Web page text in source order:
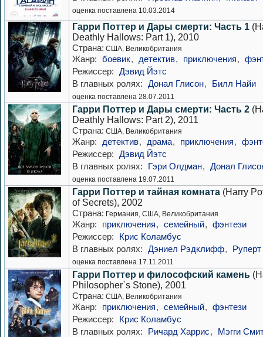
оценка поставлена 10.03.2014
Гарри Поттер и Дары смерти: Часть 1
Deathly Hallows: Part 1), 2010
Страна: США, Великобритания
Жанр: боевик, детектив, приключения,
Режиссер: Дэвид Йэтс
В главных ролях: Донал Глисон, Билл Найи
оценка поставлена 28.07.2011
Гарри Поттер и Дары смерти: Часть 2
Deathly Hallows: Part 2), 2011
Страна: США, Великобритания
Жанр: детектив, драма, приключения,
Режиссер: Дэвид Йэтс
В главных ролях:
Гэри Олдман, Донал
оценка поставлена 19.07.2011
Гарри Поттер и тайная комната (Harry
of Secrets), 2002
Страна: Германия, США, Великобритания
Жанр: приключения, семейный, фэнтези
Режиссер:
Крис Коламбус
В главных ролях: Дэниел Рэдклифф, Руперт
оценка поставлена 17.11.2011
Гарри Поттер и философский камень
Philosopher`s Stone), 2001
Страна: США, Великобритания
Жанр: приключения, семейный, фэнтези
Режиссер:
Крис Коламбус
В главных ролях:
Ричард Харрис, Мэгги